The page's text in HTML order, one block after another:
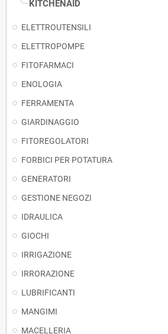
KITCHENAID
ELETTROUTENSILI
ELETTROPOMPE
FITOFARMACI
ENOLOGIA
FERRAMENTA
GIARDINAGGIO
FITOREGOLATORI
FORBICI PER POTATURA
GENERATORI
GESTIONE NEGOZI
IDRAULICA
GIOCHI
IRRIGAZIONE
IRRORAZIONE
LUBRIFICANTI
MANGIMI
MACELLERIA